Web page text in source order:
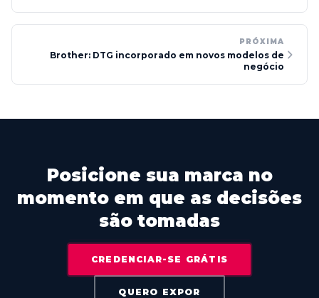
PRÓXIMA
Brother: DTG incorporado em novos modelos de
negócio
Posicione sua marca no
momento em que as decisões
são tomadas
CREDENCIAR-SE GRÁTIS
QUERO EXPOR